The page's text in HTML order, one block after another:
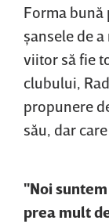
Forma bună
şansele de
viitor să fie
clubului,
propunere
său, dar
"Noi
prea mult